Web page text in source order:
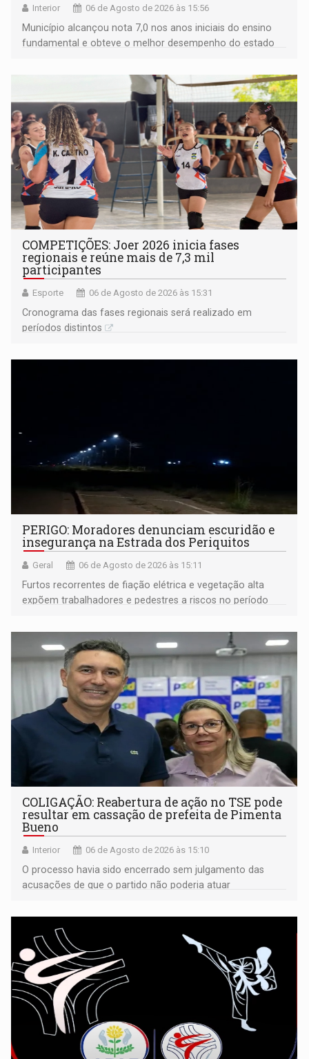
Interior 06 de Agosto de 2026 às 15:56
Município alcançou nota 7,0 nos anos iniciais do ensino
fundamental e obteve o melhor desempenho do estado
COMPETIÇÕES: Joer 2026 inicia fases
regionais e reúne mais de 7,3 mil
participantes
Esporte 06 de Agosto de 2026 às 15:31
Cronograma das fases regionais será realizado em
períodos distintos
PERIGO: Moradores denunciam escuridão e
insegurança na Estrada dos Periquitos
Geral 06 de Agosto de 2026 às 15:11
Furtos recorrentes de fiação elétrica e vegetação alta
expõem trabalhadores e pedestres a riscos no período
COLIGAÇÃO: Reabertura de ação no TSE pode
resultar em cassação de prefeita de Pimenta
Bueno
Interior 06 de Agosto de 2026 às 15:10
O processo havia sido encerrado sem julgamento das
acusações de que o partido não poderia atuar